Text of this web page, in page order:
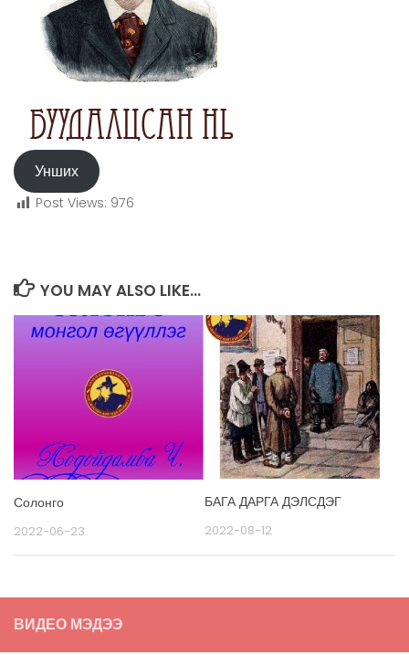
Унших
Post Views: 976
YOU MAY ALSO LIKE...
Солонго
2022-06-23
БАГА ДАРГА ДЭЛСДЭГ
2022-08-12
ВИДЕО МЭДЭЭ